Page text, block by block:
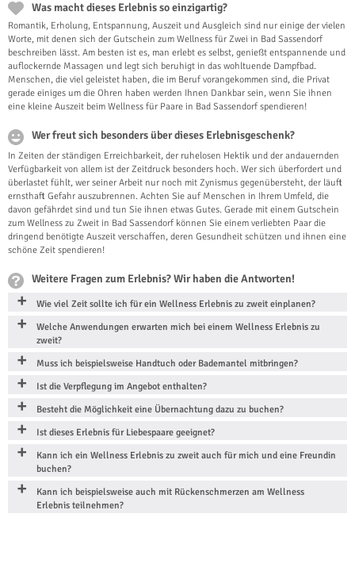
Was macht dieses Erlebnis so einzigartig?
Romantik, Erholung, Entspannung, Auszeit und Ausgleich sind nur einige der vielen
Worte, mit denen sich der Gutschein zum Wellness für Zwei in Bad Sassendorf
beschreiben lässt. Am besten ist es, man erlebt es selbst, genießt entspannende und
auflockernde Massagen und legt sich beruhigt in das wohltuende Dampfbad.
Menschen, die viel geleistet haben, die im Beruf vorangekommen sind, die Privat
gerade einiges um die Ohren haben werden Ihnen Dankbar sein, wenn Sie ihnen
eine kleine Auszeit beim Wellness für Paare in Bad Sassendorf spendieren!
Wer freut sich besonders über dieses Erlebnisgeschenk?
In Zeiten der ständigen Erreichbarkeit, der ruhelosen Hektik und der andauernden
Verfügbarkeit von allem ist der Zeitdruck besonders hoch. Wer sich überfordert und
überlastet fühlt, wer seiner Arbeit nur noch mit Zynismus gegenübersteht, der läuft
ernsthaft Gefahr auszubrennen. Achten Sie auf Menschen in Ihrem Umfeld, die
davon gefährdet sind und tun Sie ihnen etwas Gutes. Gerade mit einem Gutschein
zum Wellness zu Zweit in Bad Sassendorf können Sie einem verliebten Paar die
dringend benötigte Auszeit verschaffen, deren Gesundheit schützen und ihnen eine
schöne Zeit spendieren!
Weitere Fragen zum Erlebnis? Wir haben die Antworten!
Wie viel Zeit sollte ich für ein Wellness Erlebnis zu zweit einplanen?
Welche Anwendungen erwarten mich bei einem Wellness Erlebnis zu
zweit?
Muss ich beispielsweise Handtuch oder Bademantel mitbringen?
Ist die Verpflegung im Angebot enthalten?
Besteht die Möglichkeit eine Übernachtung dazu zu buchen?
Ist dieses Erlebnis für Liebespaare geeignet?
Kann ich ein Wellness Erlebnis zu zweit auch für mich und eine Freundin
buchen?
Kann ich beispielsweise auch mit Rückenschmerzen am Wellness
Erlebnis teilnehmen?